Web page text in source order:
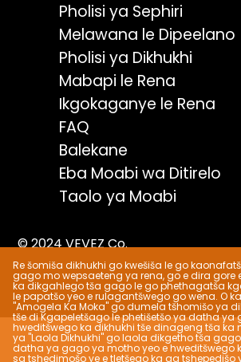
Re šomiša dikhukhi go kwešiša le go
gago mo wepsaeteng ya rena, go e dira gore
ka dikgahlego tša gago le go phethagatša
le papatšo yeo e rulagantšwego go wena. O
"Amogela Ka Moka" go dumela tšhomišo ya
tše di Kgapeletšago le phetišetšo ya datha ya
hweditšwego ka dikhukhi tše dinageng tša ka
ya "Laola Dikhukhi" go laola dikgetho tša
datha ya gago ya motho yeo e hweditšwego
sa tshedimošo ye e tletšego ka ga
Pholisi ya Sephiri
Melawana le Dipeelano
Pholisi ya Dikhukhi
Mabapi le Rena
Ikgokaganye le Rena
FAQ
Balekane
Eba Moabi wa Ditirelo
Taolo ya Moabi
© 2024 VEVEZ Co.